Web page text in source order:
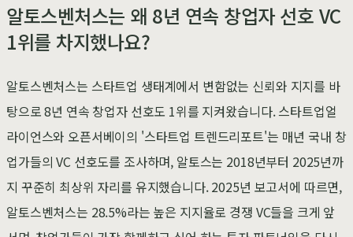
알토스벤처스는 왜 8년 연속 창업자 선호 VC
1위를 차지했나요?
알토스벤처스는 스타트업 생태계에서 변함없는 신뢰와 지지를 바
탕으로 8년 연속 창업자 선호도 1위를 지켜왔습니다. 스타트업얼
라이언스와 오픈서베이의 '스타트업 트렌드리포트'는 매년 국내 창
업가들의 VC 선호도를 조사하며, 알토스는 2018년부터 2025년까
지 꾸준히 최상위 자리를 유지했습니다. 2025년 보고서에 따르면,
알토스벤처스는 28.5%라는 높은 지지율로 경쟁 VC들을 크게 앞